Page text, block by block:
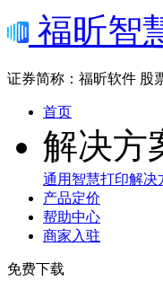
福昕智
证券简称：福昕软件 股
首页
解决方
通用智慧打印解决
产品定价
帮助中心
商家入驻
免费下载